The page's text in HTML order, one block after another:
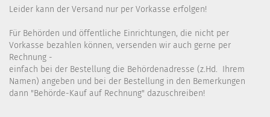
Leider kann der Versand nur per Vorkasse erfolgen!
Für Behörden und öffentliche Einrichtungen, die nicht per
Vorkasse bezahlen können, versenden wir auch gerne per
Rechnung -
einfach bei der Bestellung die Behördenadresse (z.Hd. Ihrem
Namen) angeben und bei der Bestellung in den Bemerkungen
dann "Behörde-Kauf auf Rechnung" dazuschreiben!